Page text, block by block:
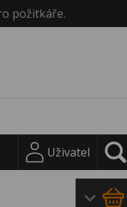
požitkáře.
Uživatel